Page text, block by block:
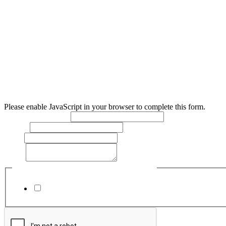
Please enable JavaScript in your browser to complete this form.